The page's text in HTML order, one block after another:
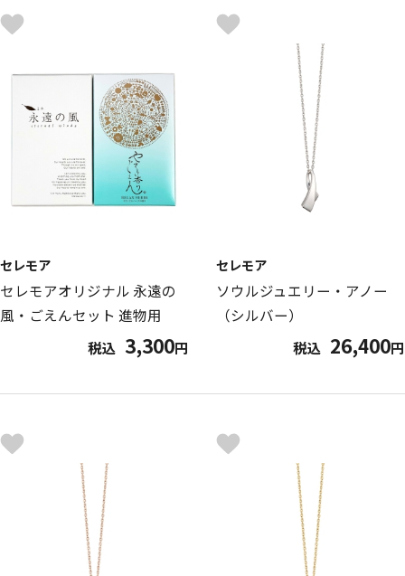
セレモア
セレモアオリジナル 永遠の
風・ごえんセット 進物用
税込 3,300円
セレモア
ソウルジュエリー・アノー
（シルバー）
税込 26,400円